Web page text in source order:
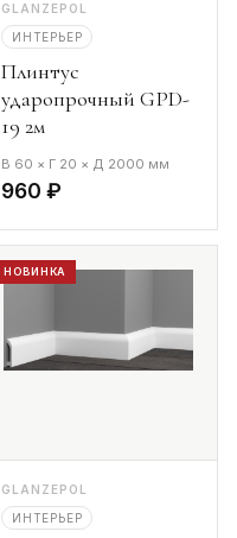
GLANZEPOL
ИНТЕРЬЕР
Плинтус
ударопрочный GPD-
19 2м
В 60 × Г 20 × Д 2000 мм
960 ₽
НОВИНКА
GLANZEPOL
ИНТЕРЬЕР